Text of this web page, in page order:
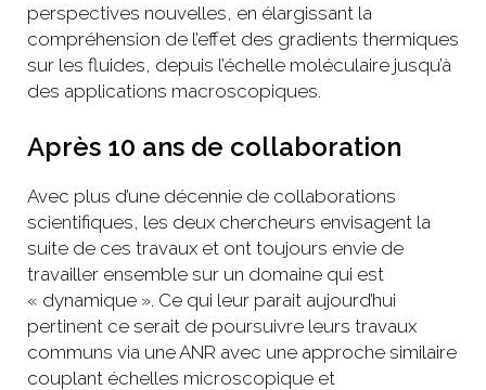
perspectives nouvelles, en élargissant la
compréhension de l’effet des gradients thermiques
sur les fluides, depuis l’échelle moléculaire jusqu’à
des applications macroscopiques.
Après 10 ans de collaboration
Avec plus d’une décennie de collaborations
scientifiques, les deux chercheurs envisagent la
suite de ces travaux et ont toujours envie de
travailler ensemble sur un domaine qui est
« dynamique ». Ce qui leur parait aujourd’hui
pertinent ce serait de poursuivre leurs travaux
communs via une ANR avec une approche similaire
couplant échelles microscopique et